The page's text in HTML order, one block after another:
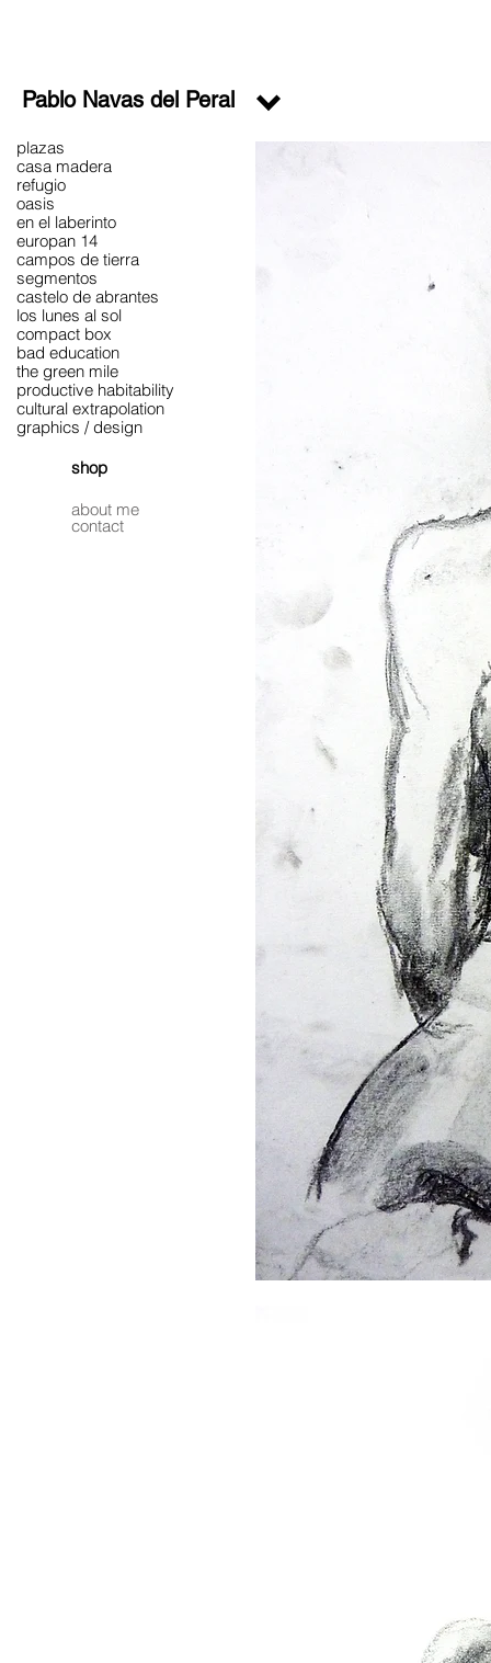
Pablo Navas del Peral
plazas
casa madera
refugio
oasis
en el laberinto
europan 14
campos de tierra
segmentos
castelo de abrantes
los lunes al sol
compact box
bad education
the green mile
productive habitability
cultural extrapolation
graphics / design
shop
about me
contact